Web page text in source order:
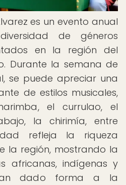
es un evento anual
de géneros
en la región del
Durante la semana de
se puede apreciar una
de estilos musicales,
el currulao, el
la chirimía, entre
refleja la riqueza
la región, mostrando la
africanas, indígenas y
dado forma a la